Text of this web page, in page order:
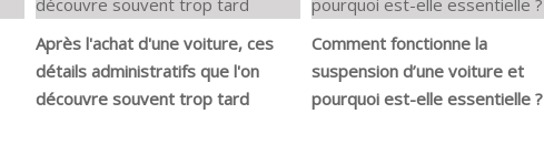
Après l'achat d'une voiture, ces
détails administratifs que l'on
découvre souvent trop tard
Comment fonctionne la
suspension d’une voiture et
pourquoi est-elle essentielle ?